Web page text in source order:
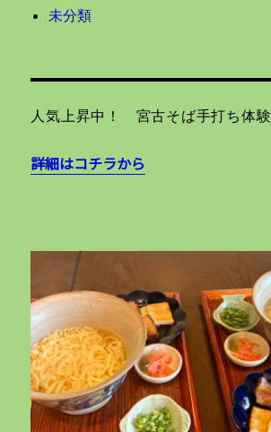
未分類
人気上昇中！ 宮古そば手打ち体験
詳細はコチラから